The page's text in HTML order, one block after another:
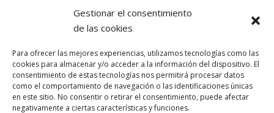
Gestionar el consentimiento
de las cookies
Para ofrecer las mejores experiencias, utilizamos tecnologías como las
cookies para almacenar y/o acceder a la información del dispositivo. El
consentimiento de estas tecnologías nos permitirá procesar datos
como el comportamiento de navegación o las identificaciones únicas
en este sitio. No consentir o retirar el consentimiento, puede afectar
negativamente a ciertas características y funciones.
Entrada anterior
Éxito en la 1ª edición del